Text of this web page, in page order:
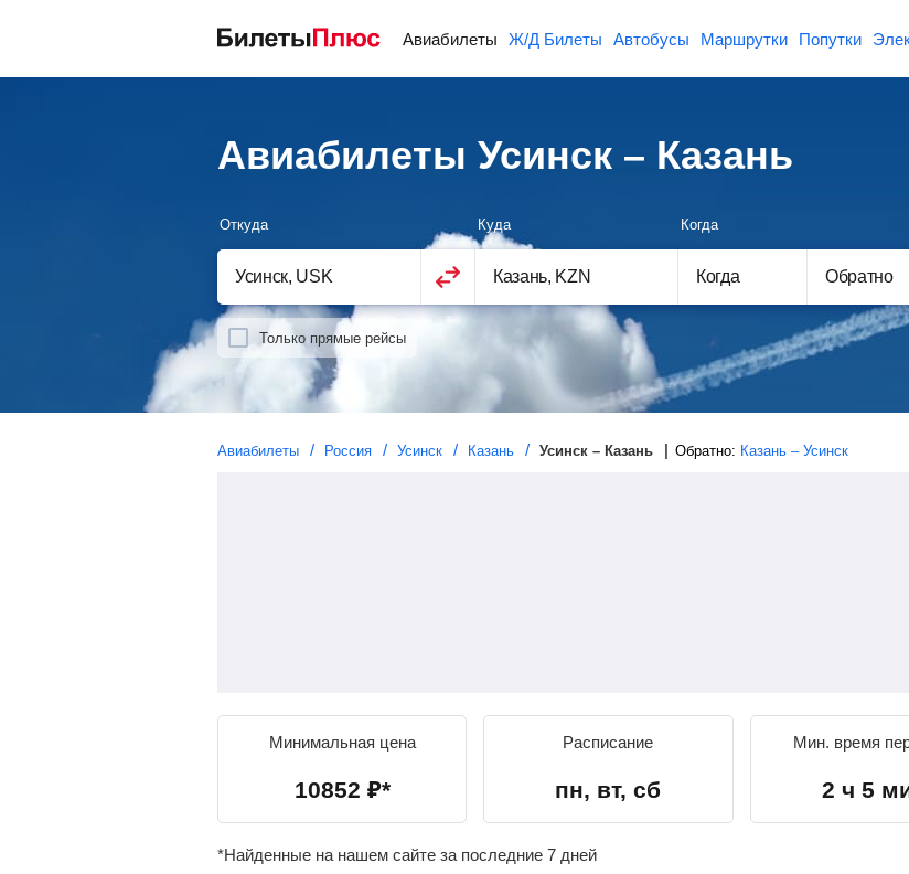
Авиабилеты Ж/Д Билеты Автобусы Маршрутки Попутки
Авиабилеты Усинск – Казань
Откуда Куда
Когда
Когда
Обратно
Только прямые рейсы
Авиабилеты Россия Усинск Казань Усинск – Казань Обратно: Казань – Усинск
Минимальная цена
10852 ₽*
Расписание
пн, вт, сб
Мин. время
2 ч 5
*Найденные на нашем сайте за последние 7 дней